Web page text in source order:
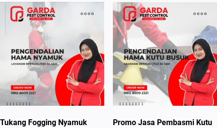
Tukang Fogging Nyamuk
Promo Jasa Pembasmi Kutu